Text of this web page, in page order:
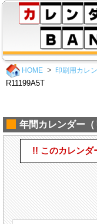
HOME 印刷用カレ
R11199A5T
年間カレンダー
!! このカレンダ